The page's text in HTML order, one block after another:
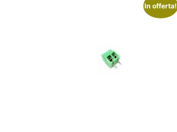
In offerta!